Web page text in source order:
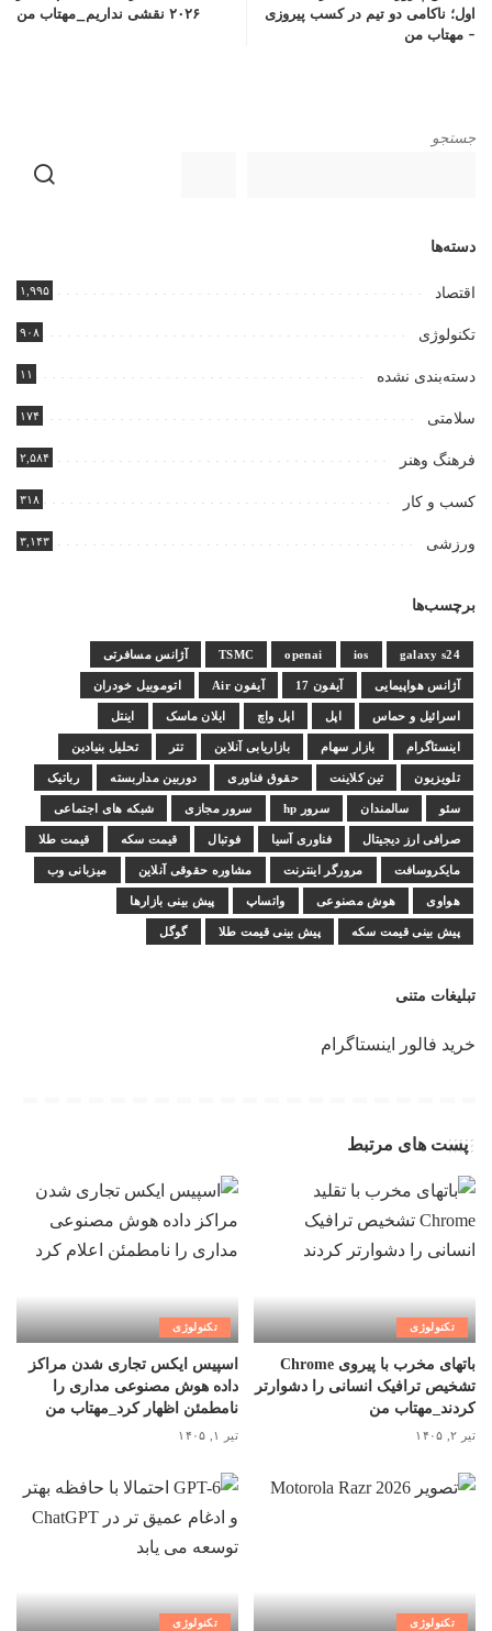
اول؛ ناکامی دو تیم در کسب پیروزی
– مهتاب من
۲۰۲۶ نقشی نداریم_مهتاب من
جستجو
دسته‌ها
اقتصاد ۱,۹۹۵
تکنولوژی ۹۰۸
دسته‌بندی نشده ۱۱
سلامتی ۱۷۴
فرهنگ وهنر ۲,۵۸۴
کسب و کار ۳۱۸
ورزشی ۳,۱۴۳
برچسب‌ها
galaxy s24
ios
openai
TSMC آژانس مسافرتی
آژانس هواپیمایی آیفون 17 آیفون Air اتوموبیل خودران
اسرائیل و حماس اپل اپل واچ ایلان ماسک اینتل
اینستاگرام بازار سهام بازاریابی آنلاین تتر تحلیل بنیادین
تلویزیون تین کلاینت حقوق فناوری دوربین مداربسته رباتیک
سئو سالمندان سرور hp سرور مجازی شبکه های اجتماعی
صرافی ارز دیجیتال فناوری آسیا فوتبال قیمت سکه قیمت طلا
مایکروسافت مرورگر اینترنت مشاوره حقوقی آنلاین میزبانی وب
هواوی هوش مصنوعی واتساپ پیش بینی بازارها
پیش بینی قیمت سکه پیش بینی قیمت طلا گوگل
تبلیغات متنی
خرید فالور اینستاگرام
پست های مرتبط
تکنولوژی
باتهای مخرب با پیروی Chrome
تشخیص ترافیک انسانی را دشوارتر
کردند_مهتاب من
تیر ۲, ۱۴۰۵
تکنولوژی
اسپیس ایکس تجاری شدن مراکز
داده هوش مصنوعی مداری را
نامطمئن اظهار کرد_مهتاب من
تیر ۱, ۱۴۰۵
تکنولوژی تکنولوژی